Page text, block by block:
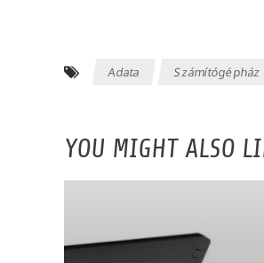
Adata Számítógépház
YOU MIGHT ALSO